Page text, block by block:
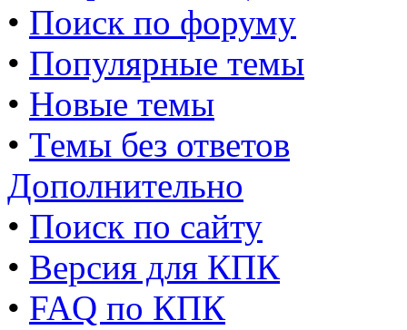
• Поиск по форуму
• Популярные темы
• Новые темы
• Темы без ответов
Дополнительно
• Поиск по сайту
• Версия для КПК
• FAQ по КПК